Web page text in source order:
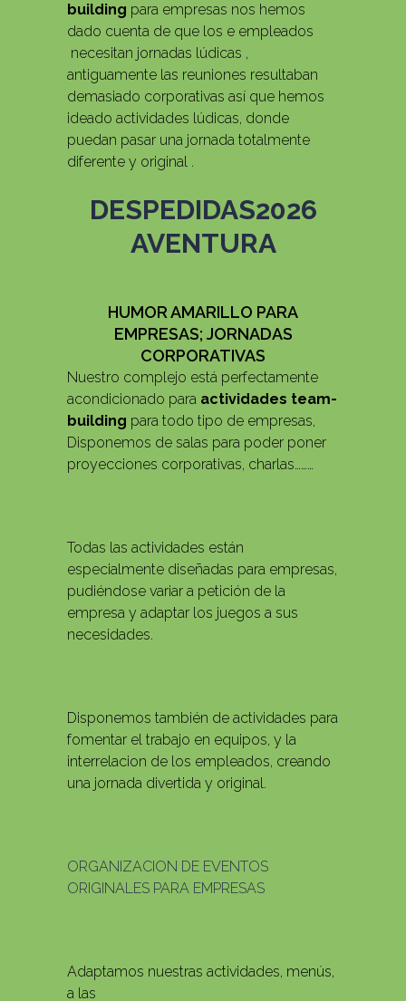
building para empresas nos hemos
dado cuenta de que los e empleados
necesitan jornadas lúdicas ,
antiguamente las reuniones resultaban
demasiado corporativas así que hemos
ideado actividades lúdicas, donde
puedan pasar una jornada totalmente
diferente y original .
DESPEDIDAS2026
AVENTURA
HUMOR AMARILLO PARA
EMPRESAS; JORNADAS
CORPORATIVAS
Nuestro complejo está perfectamente
acondicionado para actividades team-
building para todo tipo de empresas,
Disponemos de salas para poder poner
proyecciones corporativas, charlas………
Todas las actividades están
especialmente diseñadas para empresas,
pudiéndose variar a petición de la
empresa y adaptar los juegos a sus
necesidades.
Disponemos también de actividades para
fomentar el trabajo en equipos, y la
interrelacion de los empleados, creando
una jornada divertida y original.
ORGANIZACION DE EVENTOS
ORIGINALES PARA EMPRESAS
Adaptamos nuestras actividades, menús,
a las